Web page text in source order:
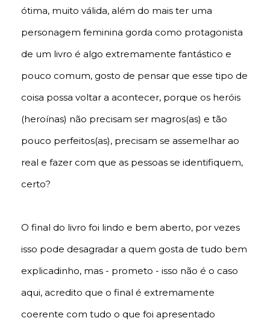
ótima, muito válida, além do mais ter uma
personagem feminina gorda como protagonista
de um livro é algo extremamente fantástico e
pouco comum, gosto de pensar que esse tipo de
coisa possa voltar a acontecer, porque os heróis
(heroínas) não precisam ser magros(as) e tão
pouco perfeitos(as), precisam se assemelhar ao
real e fazer com que as pessoas se identifiquem,
certo?
O final do livro foi lindo e bem aberto, por vezes
isso pode desagradar a quem gosta de tudo bem
explicadinho, mas - prometo - isso não é o caso
aqui, acredito que o final é extremamente
coerente com tudo o que foi apresentado